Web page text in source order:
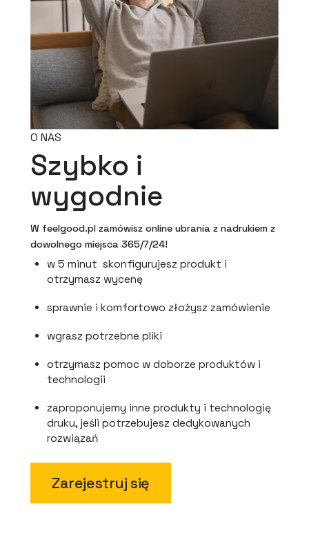
O NAS
Szybko i
wygodnie
W feelgood.pl zamówisz online ubrania z nadrukiem z
dowolnego miejsca 365/7/24!
w 5 minut skonfigurujesz produkt i
otrzymasz wycenę
sprawnie i komfortowo złożysz zamówienie
wgrasz potrzebne pliki
otrzymasz pomoc w doborze produktów i
technologii
zaproponujemy inne produkty i technologię
druku, jeśli potrzebujesz dedykowanych
rozwiązań
Zarejestruj się